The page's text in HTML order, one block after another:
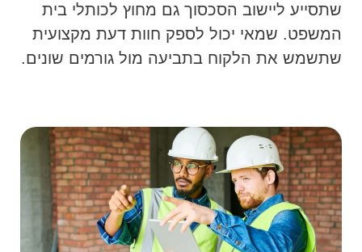
שתסייע ליישוב הסכסוך גם מחוץ לכותלי בית
המשפט. שמאי יכול לספק חוות דעת מקצועית
שתשמש את הלקוח בתביעה מול גורמים שונים.